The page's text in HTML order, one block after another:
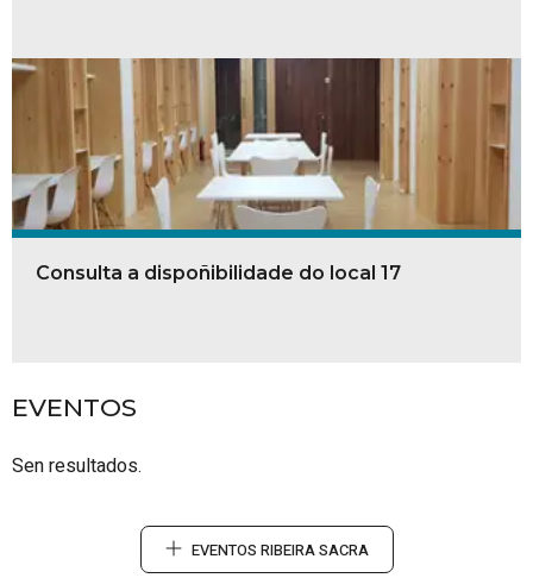
Consulta a dispoñibilidade do local 17
EVENTOS
Sen resultados.
EVENTOS RIBEIRA SACRA